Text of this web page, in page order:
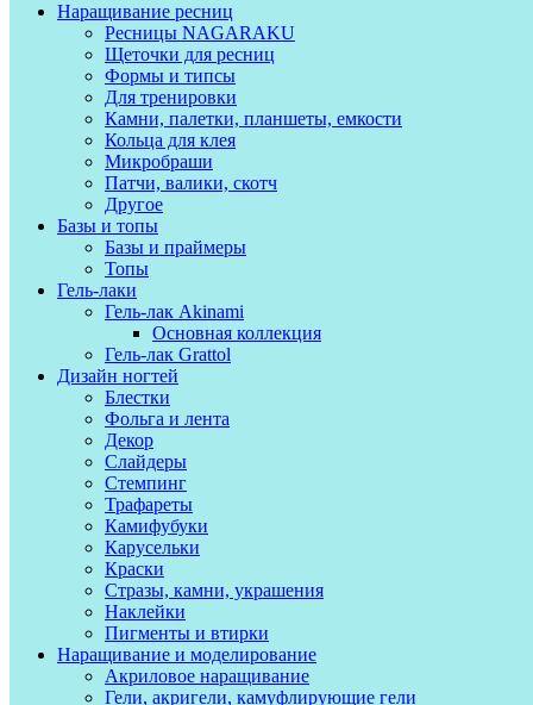
Наращивание ресниц
Ресницы NAGARAKU
Щеточки для ресниц
Формы и типсы
Для тренировки
Камни, палетки, планшеты, емкости
Кольца для клея
Микробраши
Патчи, валики, скотч
Другое
Базы и топы
Базы и праймеры
Топы
Гель-лаки
Гель-лак Akinami
Основная коллекция
Гель-лак Grattol
Дизайн ногтей
Блестки
Фольга и лента
Декор
Слайдеры
Стемпинг
Трафареты
Камифубуки
Карусельки
Краски
Стразы, камни, украшения
Наклейки
Пигменты и втирки
Наращивание и моделирование
Акриловое наращивание
Гели, акригели, камуфлирующие гели